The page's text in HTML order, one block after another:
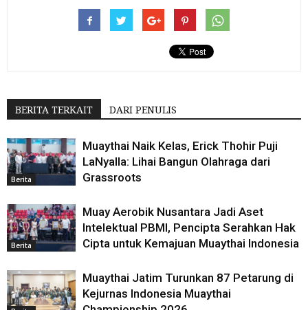
BERITA TERKAIT DARI PENULIS
Berita
Muaythai Naik Kelas, Erick Thohir Puji
LaNyalla: Lihai Bangun Olahraga dari
Grassroots
Berita
Muay Aerobik Nusantara Jadi Aset
Intelektual PBMI, Pencipta Serahkan Hak
Cipta untuk Kemajuan Muaythai Indonesia
Muaythai Jatim Turunkan 87 Petarung di
Kejurnas Indonesia Muaythai